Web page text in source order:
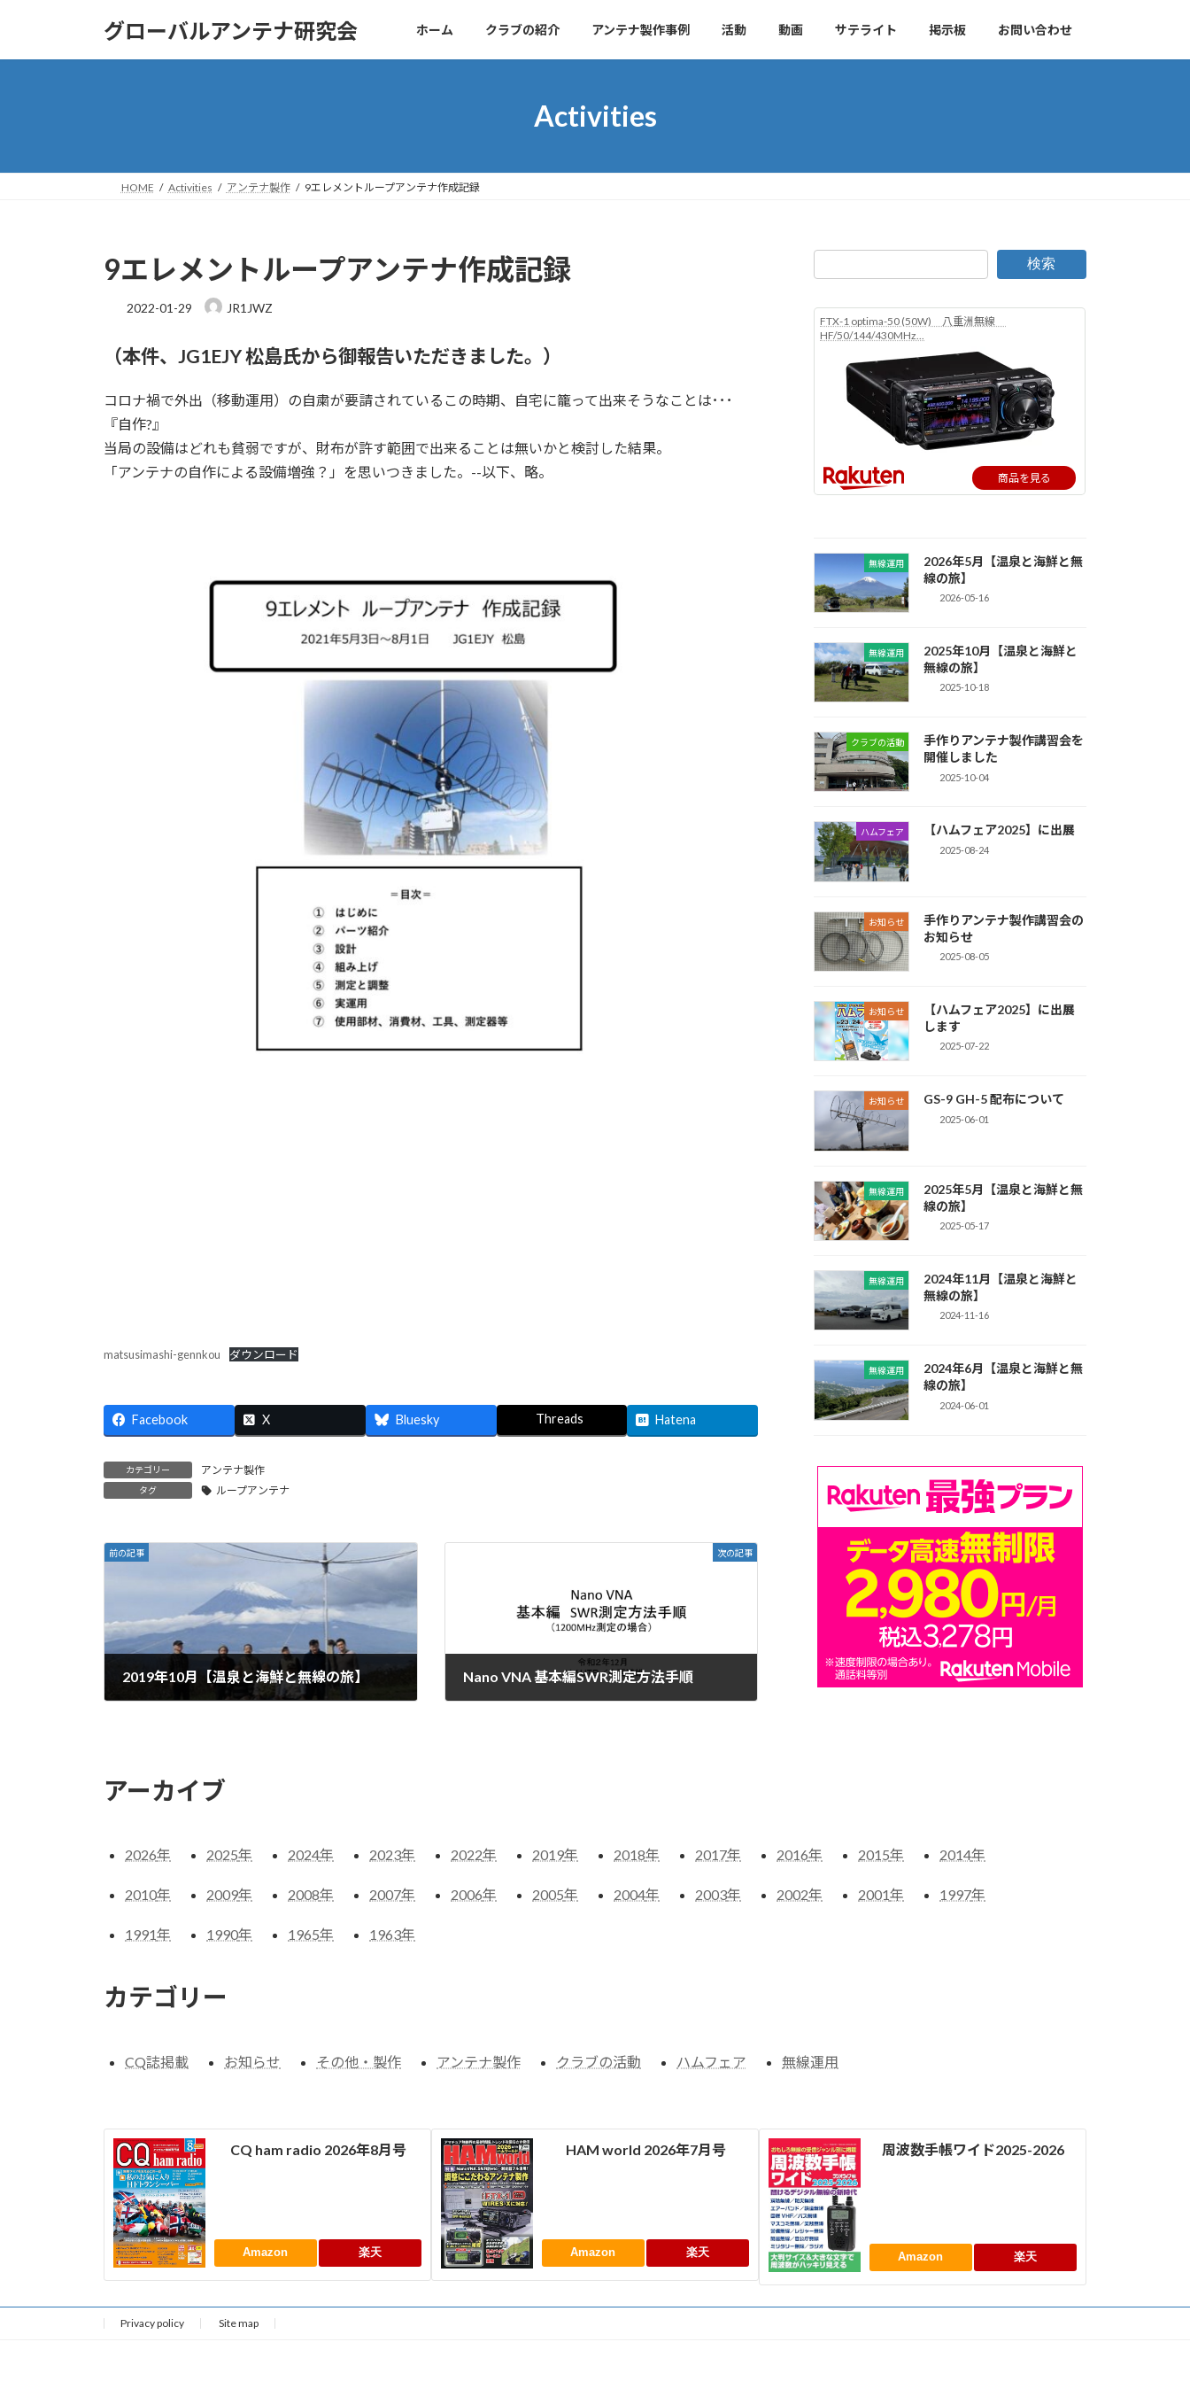
グローバルアンテナ研究会 ホーム クラブの紹介 アンテナ製作事例 活動 動画 サテライト 掲示板 お問い合わせ
Activities
HOME Activities アンテナ製作 9エレメントループアンテナ作成記録
9エレメントループアンテナ作成記録
2022-01-29 JR1JWZ
（本件、JG1EJY 松島氏から御報告いただきました。）
コロナ禍で外出（移動運用）の自粛が要請されているこの時期、自宅に籠って出来そうなことは･･･
『自作?』
当局の設備はどれも貧弱ですが、財布が許す範囲で出来ることは無いかと検討した結果。
「アンテナの自作による設備増強？」を思いつきました。--以下、略。
matsusimashi-gennkou ダウンロード
Facebook X Bluesky Threads Hatena
カテゴリー アンテナ製作
タグ ループアンテナ
前の記事
2019年10月【温泉と海鮮と無線の旅】
次の記事
Nano VNA 基本編SWR測定方法手順
検索
FTX-1 optima-50 (50W) 八重洲無線
HF/50/144/430MHz...
商品を見る
無線運用
2026年5月【温泉と海鮮と無
線の旅】
2026-05-16
無線運用
2025年10月【温泉と海鮮と
無線の旅】
2025-10-18
クラブの活動
手作りアンテナ製作講習会を
開催しました
2025-10-04
ハムフェア 【ハムフェア2025】に出展
2025-08-24
お知らせ
手作りアンテナ製作講習会の
お知らせ
2025-08-05
お知らせ
【ハムフェア2025】に出展
します
2025-07-22
お知らせ GS-9 GH-5 配布について
2025-06-01
無線運用
2025年5月【温泉と海鮮と無
線の旅】
2025-05-17
無線運用
2024年11月【温泉と海鮮と
無線の旅】
2024-11-16
無線運用
2024年6月【温泉と海鮮と無
線の旅】
2024-06-01
アーカイブ
2026年 2025年 2024年 2023年 2022年 2019年 2018年 2017年 2016年 2015年 2014年
2010年 2009年 2008年 2007年 2006年 2005年 2004年 2003年 2002年 2001年 1997年
1991年 1990年 1965年 1963年
カテゴリー
CQ誌掲載 お知らせ その他・製作 アンテナ製作 クラブの活動 ハムフェア 無線運用
CQ ham radio 2026年8月号
Amazon 楽天
HAM world 2026年7月号
Amazon 楽天
周波数手帳ワイド2025-2026
Amazon 楽天
Privacy policy Site map